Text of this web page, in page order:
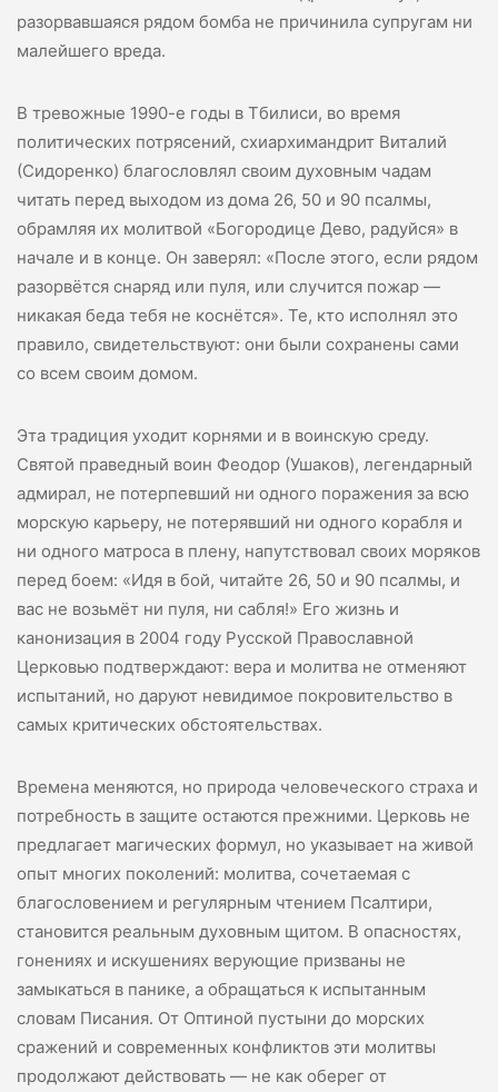
разорвавшаяся рядом бомба не причинила супругам ни
малейшего вреда.
В тревожные 1990-е годы в Тбилиси, во время
политических потрясений, схиархимандрит Виталий
(Сидоренко) благословлял своим духовным чадам
читать перед выходом из дома 26, 50 и 90 псалмы,
обрамляя их молитвой «Богородице Дево, радуйся» в
начале и в конце. Он заверял: «После этого, если рядом
разорвётся снаряд или пуля, или случится пожар —
никакая беда тебя не коснётся». Те, кто исполнял это
правило, свидетельствуют: они были сохранены сами
со всем своим домом.
Эта традиция уходит корнями и в воинскую среду.
Святой праведный воин Феодор (Ушаков), легендарный
адмирал, не потерпевший ни одного поражения за всю
морскую карьеру, не потерявший ни одного корабля и
ни одного матроса в плену, напутствовал своих моряков
перед боем: «Идя в бой, читайте 26, 50 и 90 псалмы, и
вас не возьмёт ни пуля, ни сабля!» Его жизнь и
канонизация в 2004 году Русской Православной
Церковью подтверждают: вера и молитва не отменяют
испытаний, но даруют невидимое покровительство в
самых критических обстоятельствах.
Времена меняются, но природа человеческого страха и
потребность в защите остаются прежними. Церковь не
предлагает магических формул, но указывает на живой
опыт многих поколений: молитва, сочетаемая с
благословением и регулярным чтением Псалтири,
становится реальным духовным щитом. В опасностях,
гонениях и искушениях верующие призваны не
замыкаться в панике, а обращаться к испытанным
словам Писания. От Оптиной пустыни до морских
сражений и современных конфликтов эти молитвы
продолжают действовать — не как оберег от